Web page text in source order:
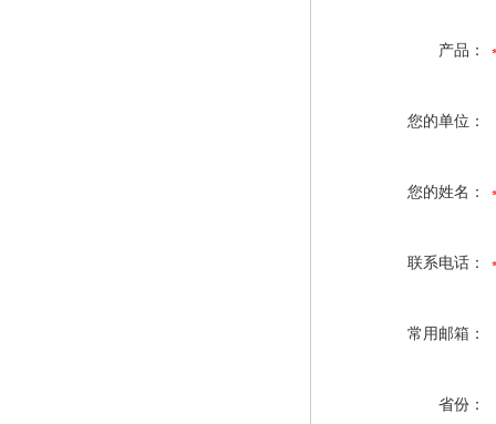
产品：
您的单位：
您的姓名：
联系电话：
常用邮箱：
省份：